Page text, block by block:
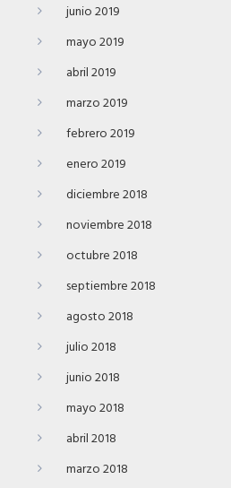
junio 2019
mayo 2019
abril 2019
marzo 2019
febrero 2019
enero 2019
diciembre 2018
noviembre 2018
octubre 2018
septiembre 2018
agosto 2018
julio 2018
junio 2018
mayo 2018
abril 2018
marzo 2018